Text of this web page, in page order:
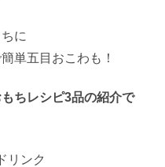
に
単五目おこわも！
ちレシピ3品の紹介で
リンク